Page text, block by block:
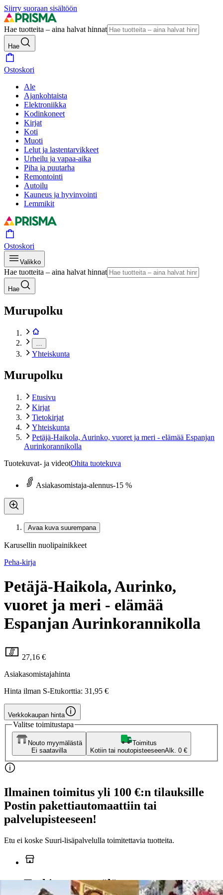
Siirry suoraan sisältöön
Hae tuotteita – aina halvat hinnat
Hae
Ostoskori
Ale
Ajankohtaista
Elektroniikka
Kodinkoneet
Kirjat
Koti
Muoti
Lelut ja lastentarvikkeet
Urheilu ja vapaa-aika
Piha ja puutarha
Remontointi
Autoilu
Kauneus ja hyvinvointi
Lemmikit
Ostoskori
Valikko
Hae tuotteita – aina halvat hinnat
Hae
Murupolku
Yhteiskunta
Murupolku
Etusivu
Kirjat
Tietokirjat
Yhteiskunta
Petäjä-Haikola, Aurinko, vuoret ja meri - elämää Espanjan
Aurinkorannikolla
Tuotekuvat- ja videotOhita tuotekuva
Asiakasomistaja-alennus-15 %
Avaa kuva suurempana
Karusellin nuolipainikkeet
Peha-kirja
Petäjä-Haikola, Aurinko,
vuoret ja meri - elämää
Espanjan Aurinkorannikolla
27,16 €
Asiakasomistajahinta
Hinta ilman S-Etukorttia: 31,95 €
Verkkokaupan hinta
Valitse toimitustapa
Nouto myymälästä
Ei saatavilla
Toimitus
Kotiin tai noutopisteeseenAlk. 0 €
Ilmainen toimitus yli 100 €:n tilauksille
Postin pakettiautomaattiin tai
palvelupisteeseen!
Etu ei koske Suuri‑lisäpalvelulla toimitettavia tuotteita.
Tarkista myymäläsaatavuus